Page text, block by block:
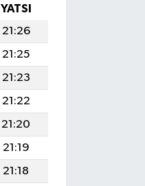
YATSI
21:26
21:25
21:23
21:22
21:20
21:19
21:18